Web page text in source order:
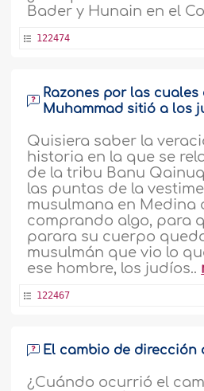
Bader y Hunain en el
122474
Razones por las cuales
Muhammad sitió a los
Quisiera saber la
historia en la que se
de la tribu Banu
las puntas de la
musulmana en Medina
comprando algo, para
parara su cuerpo
musulmán que vio lo
ese hombre, los judíos..
122467
El cambio de dirección
¿Cuándo ocurrió el